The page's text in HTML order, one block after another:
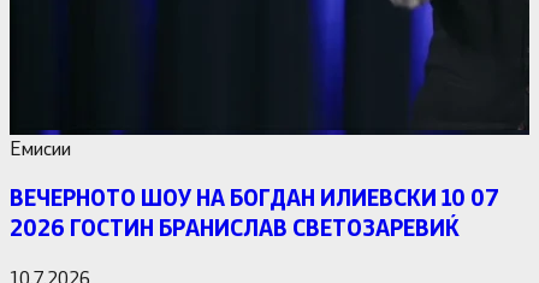
Емисии
ВЕЧЕРНОТО ШОУ НА БОГДАН ИЛИЕВСКИ 10 07
2026 ГОСТИН БРАНИСЛАВ СВЕТОЗАРЕВИЌ
10.7.2026